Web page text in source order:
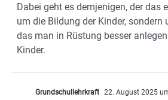
Dabei geht es demjenigen, der das
um die Bildung der Kinder, sondern
das man in Rüstung besser
Kinder.
Grundschullehrkraft 22. August 2025